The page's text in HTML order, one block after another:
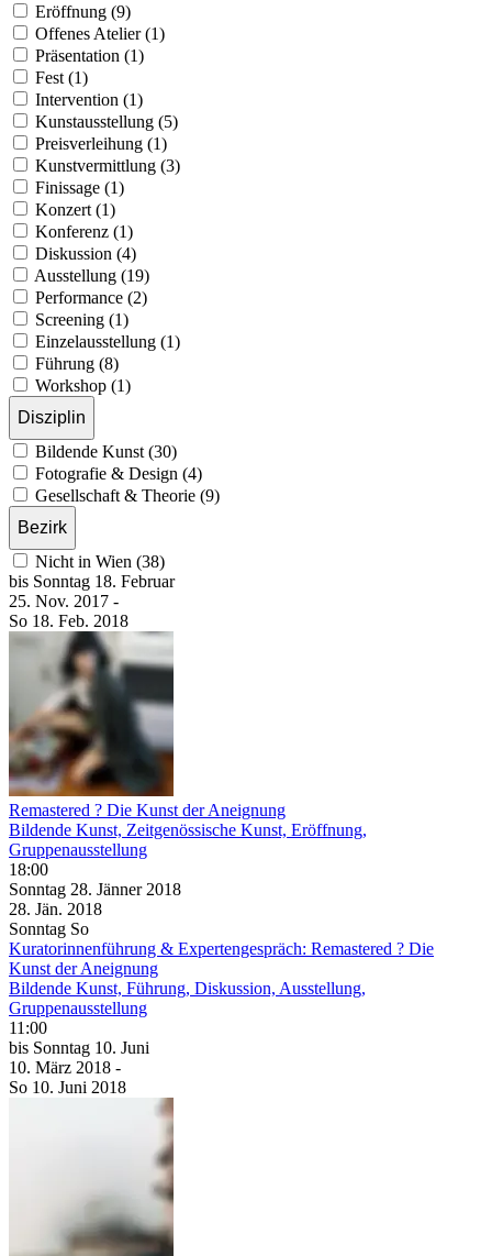
Eröffnung (9)
Offenes Atelier (1)
Präsentation (1)
Fest (1)
Intervention (1)
Kunstausstellung (5)
Preisverleihung (1)
Kunstvermittlung (3)
Finissage (1)
Konzert (1)
Konferenz (1)
Diskussion (4)
Ausstellung (19)
Performance (2)
Screening (1)
Einzelausstellung (1)
Führung (8)
Workshop (1)
Disziplin
Bildende Kunst (30)
Fotografie & Design (4)
Gesellschaft & Theorie (9)
Bezirk
Nicht in Wien (38)
bis Sonntag 18. Februar
25. Nov. 2017 -
So 18. Feb. 2018
Remastered ? Die Kunst der Aneignung
Bildende Kunst, Zeitgenössische Kunst, Eröffnung,
Gruppenausstellung
18:00
Sonntag 28. Jänner 2018
28. Jän. 2018
Sonntag So
Kuratorinnenführung & Expertengespräch: Remastered ? Die
Kunst der Aneignung
Bildende Kunst, Führung, Diskussion, Ausstellung,
Gruppenausstellung
11:00
bis Sonntag 10. Juni
10. März 2018 -
So 10. Juni 2018